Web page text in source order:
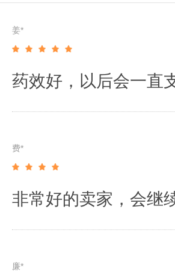
姜*
药效好，以后会一直
费*
非常好的卖家，会继
廉*